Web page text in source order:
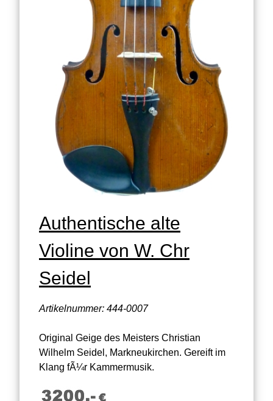
Authentische alte
Violine von W. Chr
Seidel
Artikelnummer: 444-0007
Original Geige des Meisters Christian
Wilhelm Seidel, Markneukirchen. Gereift im
Klang fÃ¼r Kammermusik.